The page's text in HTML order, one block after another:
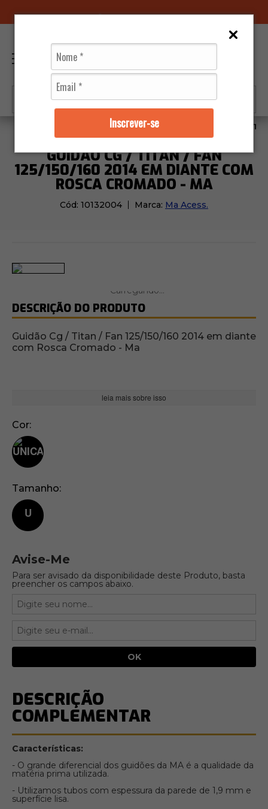
Inscrever-se
Guidão Guidão Cg / Titan / Fan 125/
GUIDÃO CG / TITAN / FAN
125/150/160 2014 EM DIANTE COM
ROSCA CROMADO - MA
Cód: 10132004 Marca: Ma Acess.
DESCRIÇÃO DO PRODUTO
Guidão Cg / Titan / Fan 125/150/160 2014 em diante
com Rosca Cromado - Ma
leia mais sobre isso
Cor
Tamanho
U
Avise-Me
Para ser avisado da disponibilidade deste Produto, basta
preencher os campos abaixo.
DESCRIÇÃO
COMPLEMENTAR
Características:
- O grande diferencial dos guidões da MA é a qualidade da
matéria prima utilizada.
- Utilizamos tubos com espessura da parede de 1,9 mm e
superfície lisa.